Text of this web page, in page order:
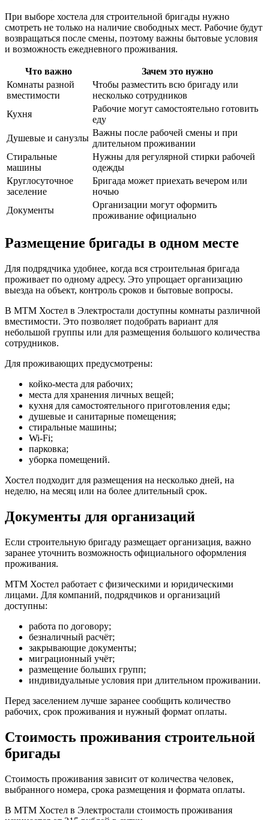
При выборе хостела для строительной бригады нужно
смотреть не только на наличие свободных мест. Рабочие будут
возвращаться после смены, поэтому важны бытовые условия
и возможность ежедневного проживания.
Что важно
Зачем это нужно
Комнаты разной
вместимости
Чтобы разместить всю бригаду или
несколько сотрудников
Кухня
Рабочие могут самостоятельно готовить
еду
Душевые и санузлы
Важны после рабочей смены и при
длительном проживании
Стиральные
машины
Нужны для регулярной стирки рабочей
одежды
Круглосуточное
заселение
Бригада может приехать вечером или
ночью
Документы
Организации могут оформить
проживание официально
Размещение бригады в одном месте
Для подрядчика удобнее, когда вся строительная бригада
проживает по одному адресу. Это упрощает организацию
выезда на объект, контроль сроков и бытовые вопросы.
В МТМ Хостел в Электростали доступны комнаты различной
вместимости. Это позволяет подобрать вариант для
небольшой группы или для размещения большого количества
сотрудников.
Для проживающих предусмотрены:
койко-места для рабочих;
места для хранения личных вещей;
кухня для самостоятельного приготовления еды;
душевые и санитарные помещения;
стиральные машины;
Wi-Fi;
парковка;
уборка помещений.
Хостел подходит для размещения на несколько дней, на
неделю, на месяц или на более длительный срок.
Документы для организаций
Если строительную бригаду размещает организация, важно
заранее уточнить возможность официального оформления
проживания.
МТМ Хостел работает с физическими и юридическими
лицами. Для компаний, подрядчиков и организаций
доступны:
работа по договору;
безналичный расчёт;
закрывающие документы;
миграционный учёт;
размещение больших групп;
индивидуальные условия при длительном проживании.
Перед заселением лучше заранее сообщить количество
рабочих, срок проживания и нужный формат оплаты.
Стоимость проживания строительной
бригады
Стоимость проживания зависит от количества человек,
выбранного номера, срока размещения и формата оплаты.
В МТМ Хостел в Электростали стоимость проживания